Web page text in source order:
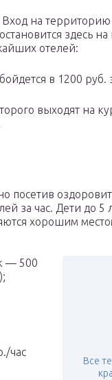
на территорию
здесь
отелей:
в 1200 руб.
выходят на
посетив
за час. Дети до 5
хорошим
Все
— 500
час